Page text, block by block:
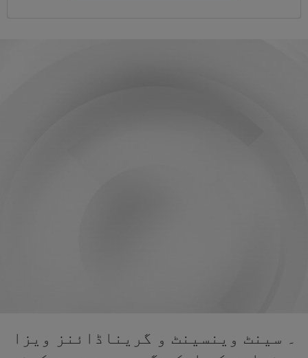
۔ سینٹ وینسینٹ و گریناڈائنز ویزا